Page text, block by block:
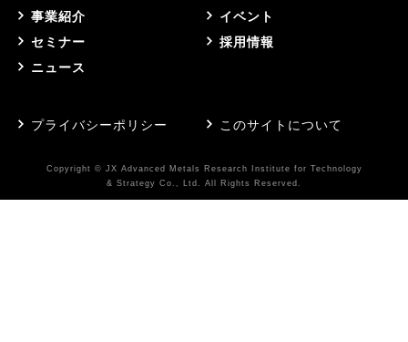
事業紹介
イベント
セミナー
採用情報
ニュース
プライバシーポリシー このサイトについて
Copyright © JX Advanced Metals Research Institute for Technology
& Strategy Co., Ltd. All Rights Reserved.